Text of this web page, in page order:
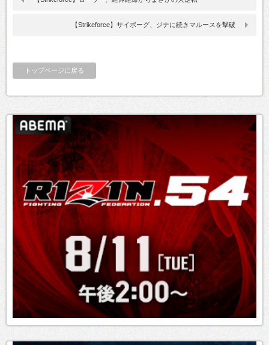
【Strikeforce】サイボーグ、ジナに続きマルースを撃破
トップページに戻る